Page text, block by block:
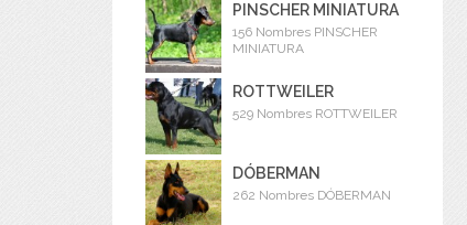
PINSCHER MINIATURA
156 Nombres PINSCHER
MINIATURA
ROTTWEILER
529 Nombres ROTTWEILER
DÓBERMAN
262 Nombres DÓBERMAN